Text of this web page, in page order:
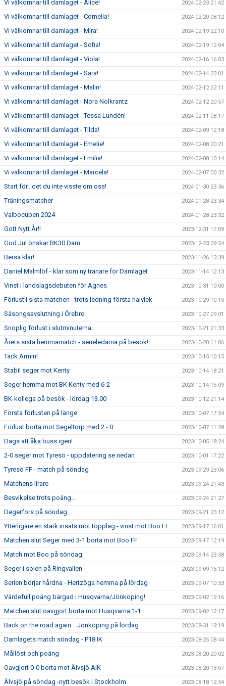
Vi välkomnar till damlaget - Alice! 2024-02-23 21:42
Vi välkomnar till damlaget - Cornelia! 2024-02-20 08:12
Vi välkomnar till damlaget - Mira! 2024-02-19 22:10
Vi välkomnar till damlaget - Sofia! 2024-02-19 12:04
Vi välkomnar till damlaget - Viola! 2024-02-16 16:03
Vi välkomnar till damlaget - Sara! 2024-02-14 23:01
Vi välkomnar till damlaget - Malin! 2024-02-12 22:11
Vi välkomnar till damlaget - Nora Nolkrantz 2024-02-12 20:57
Vi välkomnar till damlaget - Tessa Lundén! 2024-02-11 08:17
Vi välkomnar till damlaget - Tilda! 2024-02-09 12:18
Vi välkomnar till damlaget - Emelie! 2024-02-08 20:21
Vi välkomnar till damlaget - Emilia! 2024-02-08 10:14
Vi välkomnar till damlaget - Marcela! 2024-02-07 00:32
Start för...det du inte visste om oss! 2024-01-30 23:36
Träningsmatcher 2024-01-28 23:34
Valbocupen 2024 2024-01-28 23:32
Gott Nytt År!! 2023-12-31 17:09
God Jul önskar BK30 Dam 2023-12-23 09:54
Bersa klar! 2023-11-26 13:39
Daniel Malmlöf - klar som ny tränare för Damlaget 2023-11-14 12:13
Vinst i landslagsdebuten för Agnes 2023-10-31 10:00
Förlust i sista matchen - trots ledning första halvlek 2023-10-29 10:10
Säsongsavslutning i Örebro 2023-10-27 09:01
Snöplig förlust i slutminuterna... 2023-10-21 21:33
Årets sista hemmamatch - serieledarna på besök! 2023-10-20 11:06
Tack Armin! 2023-10-15 10:15
Stabil seger mot Kenty 2023-10-14 18:21
Seger hemma mot BK Kenty med 6-2 2023-10-14 15:09
BK-kollega på besök - lördag 13.00 2023-10-12 21:14
Första förlusten på länge 2023-10-07 17:54
Förlust borta mot Segeltorp med 2 - 0 2023-10-07 11:28
Dags att åka buss igen! 2023-10-05 18:24
2-0 seger mot Tyresö - uppdatering se nedan 2023-10-01 17:22
Tyresö FF - match på söndag 2023-09-29 23:06
Matchens lirare 2023-09-24 21:43
Besvikelse trots poäng... 2023-09-24 21:27
Degerfors på söndag... 2023-09-21 23:12
Ytterligare en stark insats mot topplag - vinst mot Boo FF 2023-09-17 16:01
Matchen slut Seger med 3-1 borta mot Boo FF 2023-09-17 12:19
Match mot Boo på söndag 2023-09-14 23:58
Seger i solen på Ringvallen 2023-09-09 16:12
Serien börjar hårdna - Hertzöga hemma på lördag 2023-09-07 10:53
Värdefull poäng bärgad i Husqvarna/Jönköping! 2023-09-02 19:16
Matchen slut oavgjort borta mot Husqvarna 1-1 2023-09-02 12:17
Back on the road again... Jönköping på lördag 2023-08-31 19:19
Damlagets match söndag - P18 IK 2023-08-25 08:44
Mållöst och poäng 2023-08-20 20:02
Oavgjort 0-0 borta mot Älvsjö AIK 2023-08-20 13:07
Älvsjö på söndag -nytt besök i Stockholm 2023-08-18 12:54